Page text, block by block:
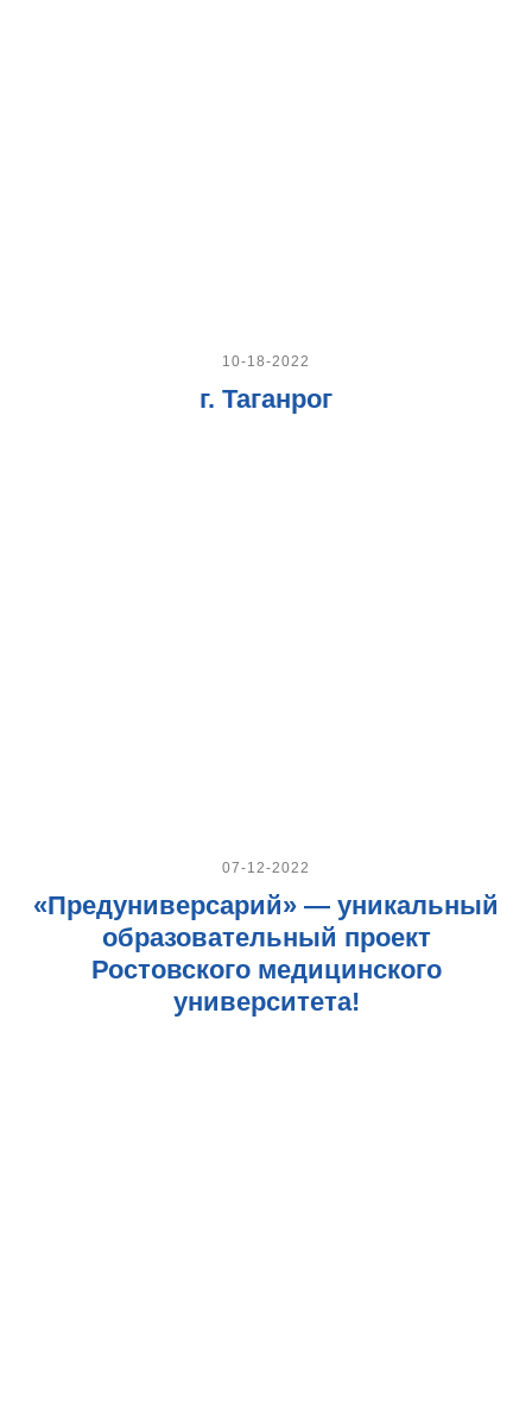
10-18-2022
г. Таганрог
07-12-2022
«Предуниверсарий» — уникальный
образовательный проект
Ростовского медицинского
университета!